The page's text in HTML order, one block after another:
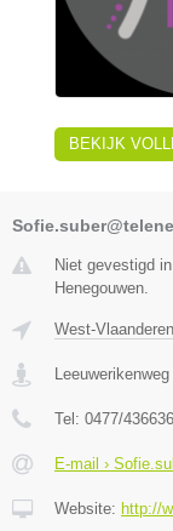
BEKIJK
Niet gevestigd
Henegouwen.
West-Vlaanderen
Leeuwerikenweg
Tel: 0477/436636
E-mail ›
Website: http://